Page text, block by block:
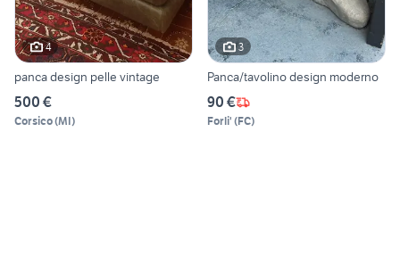
4
panca design pelle vintage
500 €
Corsico(MI)
3
Panca/tavolino design moderno
90 €
Forli' (FC)